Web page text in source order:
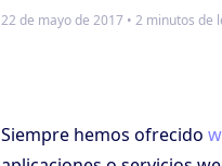
22 de mayo de 2017 • 2 minutos de
Siempre hemos ofrecido